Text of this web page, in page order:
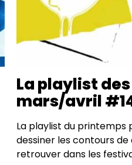
La playlist
mars/avril
La playlist du printemps
dessiner les contours de
retrouver dans les